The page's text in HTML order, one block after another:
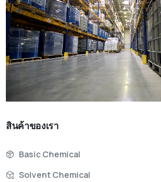
สินค้าของเรา
Basic Chemical
Solvent Chemical